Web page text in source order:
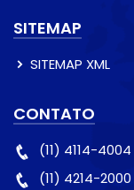
SITEMAP
SITEMAP XML
CONTATO
(11) 4114-4004
(11) 4214-2000